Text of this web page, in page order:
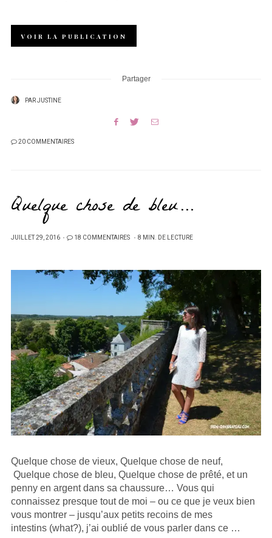
VOIR LA PUBLICATION
Partager
PARJUSTINE
20 COMMENTAIRES
Quelque chose de bleu…
PUBLIÉ
JUILLET 29, 2016 18 COMMENTAIRES 8 MIN. DE LECTURE
Quelque chose de vieux, Quelque chose de neuf,
Quelque chose de bleu, Quelque chose de prêté, et un
penny en argent dans sa chaussure… Vous qui
connaissez presque tout de moi – ou ce que je veux bien
vous montrer – jusqu’aux petits recoins de mes
intestins (what?), j’ai oublié de vous parler dans ce …